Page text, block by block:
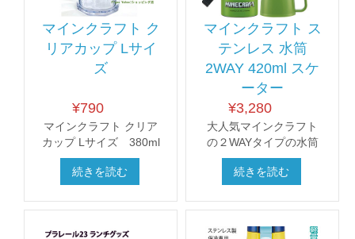
マインクラフト ク
リアカップ Lサイ
ズ
¥790
マインクラフト クリア
カップ Lサイズ 380ml
続きを読む
マインクラフト ス
テンレス 水筒
2WAY 420ml スケ
ーター
¥3,280
大人気マインクラフト
の２WAYタイプの水筒
続きを読む